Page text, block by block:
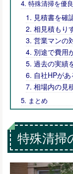
特殊清掃を優
見積書を確
相見積もり
営業マンの
別途で費用
過去の実績
自社HPが
相場内の見
まとめ
特殊清掃